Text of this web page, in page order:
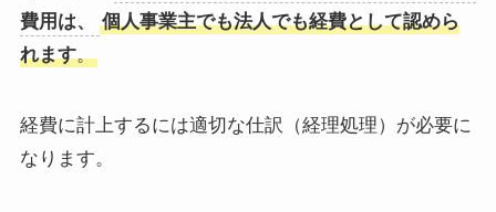
費用は、
個人事業主でも法人でも経費として認めら
れます。
経費に計上するには適切な仕訳（経理処理）が必要に
なります。